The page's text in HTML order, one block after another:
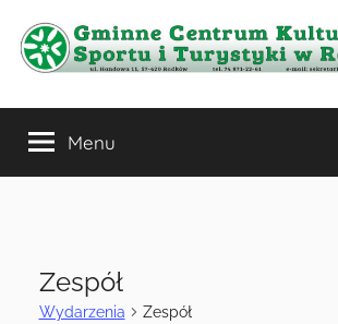
treści
Gminne
Centrum
Sportu
Menu
Zespół
Wydarzenia Zespół